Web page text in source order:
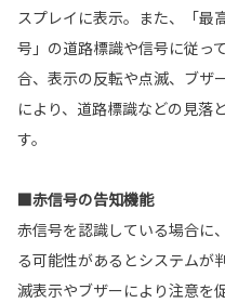
スプレイに表示。また、「最
号」の道路標識や信号に従っ
合、表示の反転や点滅、ブザ
により、道路標識などの見落
す。
■赤信号の告知機能
赤信号を認識している場合に
る可能性があるとシステムが
滅表示やブザーにより注意を